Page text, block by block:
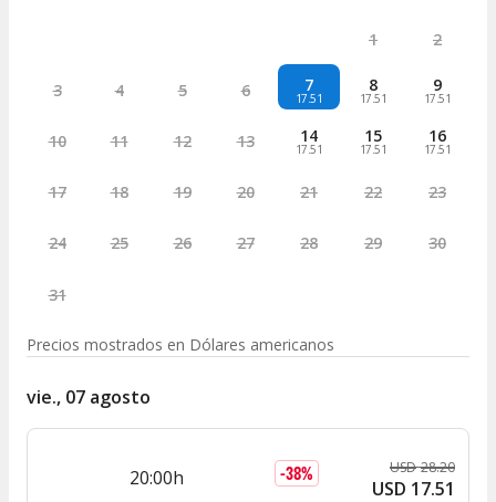
1 2
3 4 5 6 7
17.51
8
17.51
9
17.51
10 11 12 13 14
17.51
15
17.51
16
17.51
17 18 19 20 21 22 23
24 25 26 27 28 29 30
31
Precios mostrados en Dólares americanos
vie., 07 agosto
20:00h -38% USD 28.20
USD 17.51